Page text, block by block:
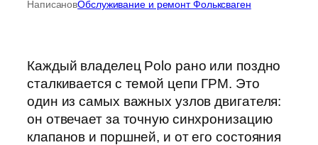
НаписановОбслуживание и ремонт Фольксваген
Каждый владелец Polo рано или поздно
сталкивается с темой цепи ГРМ. Это
один из самых важных узлов двигателя:
он отвечает за точную синхронизацию
клапанов и поршней, и от его состояния